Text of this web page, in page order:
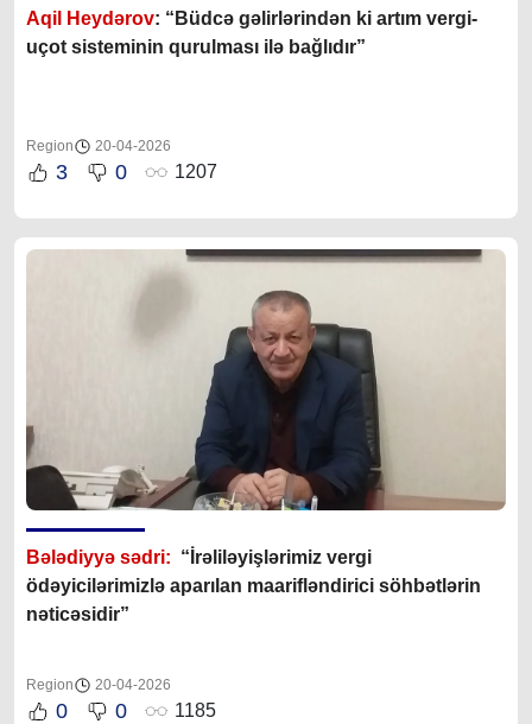
Aqil Heydərov: “Büdcə gəlirlərindən ki artım vergi-
uçot sisteminin qurulması ilə bağlıdır”
Region 20-04-2026
3 0 1207
Bələdiyyə sədri: “İrəliləyişlərimiz vergi
ödəyicilərimizlə aparılan maarifləndirici söhbətlərin
nəticəsidir”
Region 20-04-2026
0 0 1185